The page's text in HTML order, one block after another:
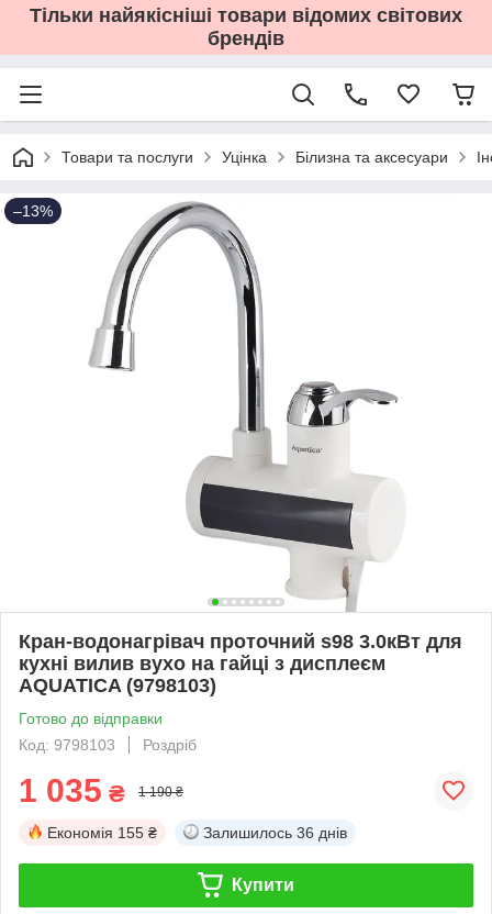
Тільки найякісніші товари відомих світових
брендів
Товари та послуги Уцінка Білизна та аксесуари
–13%
Кран-водонагрівач проточний s98 3.0кВт для
кухні вилив вухо на гайці з дисплеєм
AQUATICA (9798103)
Готово до відправки
Код: 9798103
Роздріб
1 035 ₴ 1 190 ₴
Економія 155 ₴ Залишилось 36 днів
Купити